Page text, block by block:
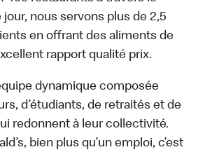
jour, nous servons plus de 2,5
en offrant des aliments de
rapport qualité prix.
dynamique composée
d’étudiants, de retraités et de
redonnent à leur collectivité.
bien plus qu’un emploi, c’est